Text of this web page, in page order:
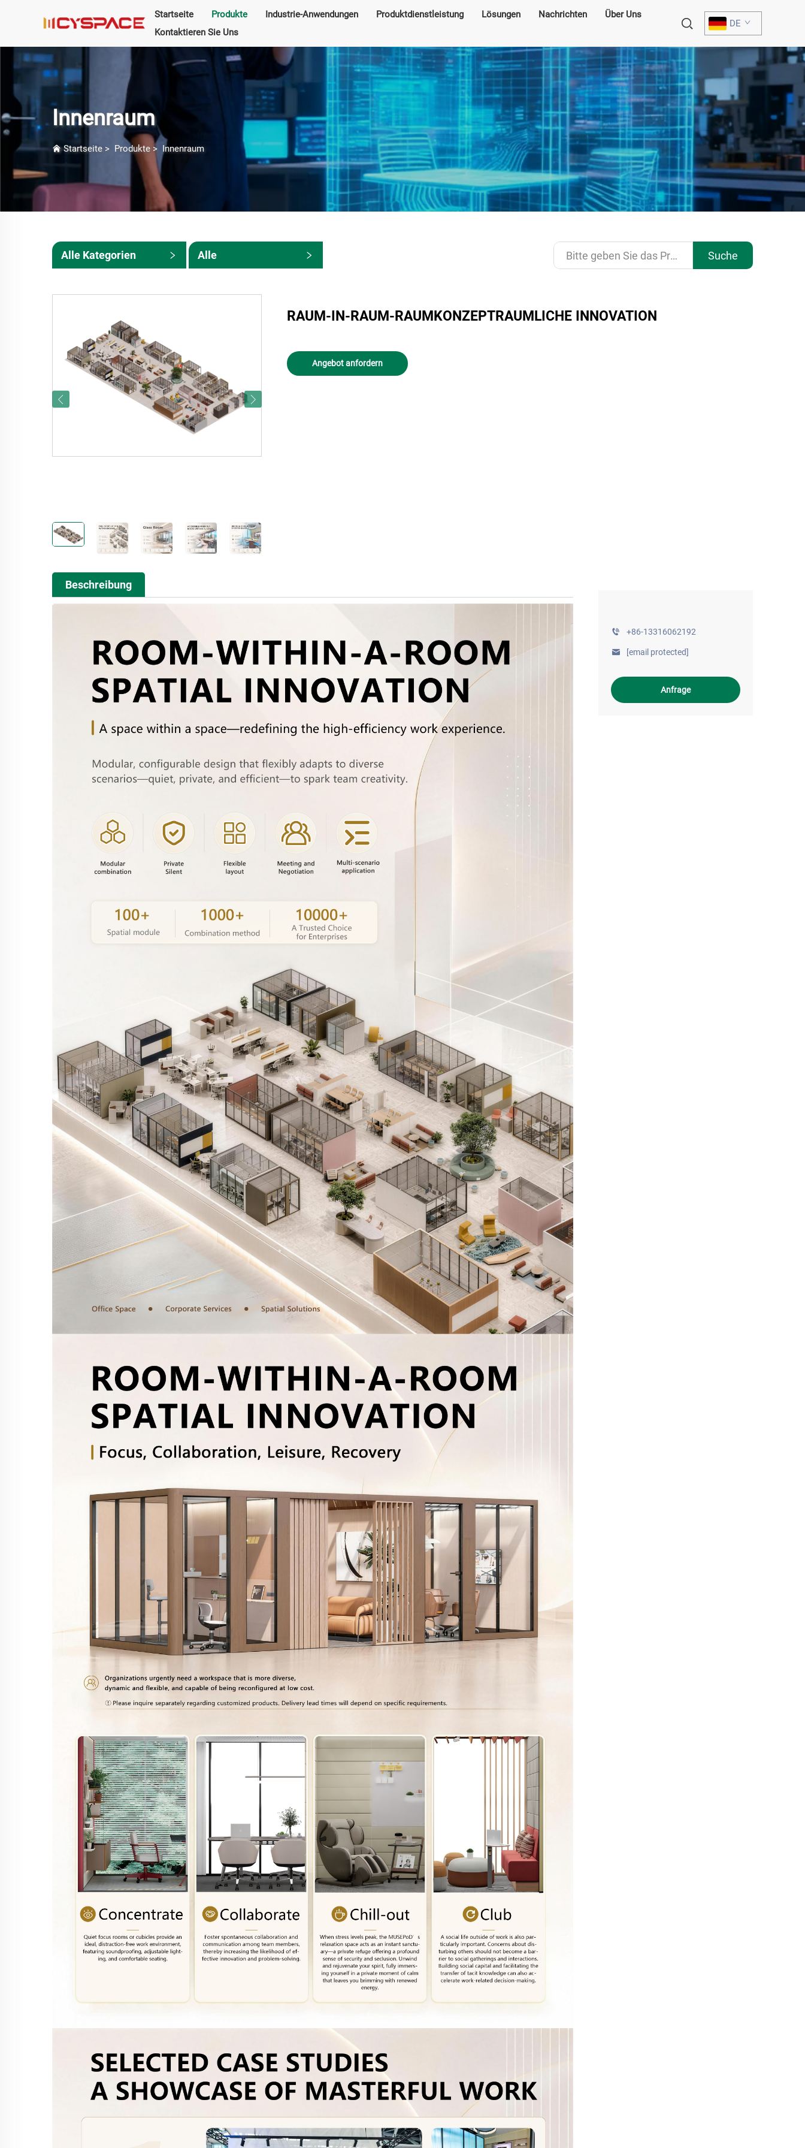
Startseite Produkte Industrie-Anwendungen Produktdienstleistung Lösungen Nachrichten
Über Uns
Kontaktieren Sie Uns
DE
Innenraum
Startseite > Produkte > Innenraum
Alle Kategorien Alle Suche
RAUM-IN-RAUM-RAUMKONZEPTRAUMLICHE INNOVATION
Angebot anfordern
+86-13316062192
[email protected]
Anfrage
Beschreibung